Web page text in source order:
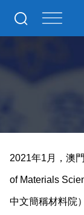
2021年1月，澳
of Materials
中文簡稱材料院